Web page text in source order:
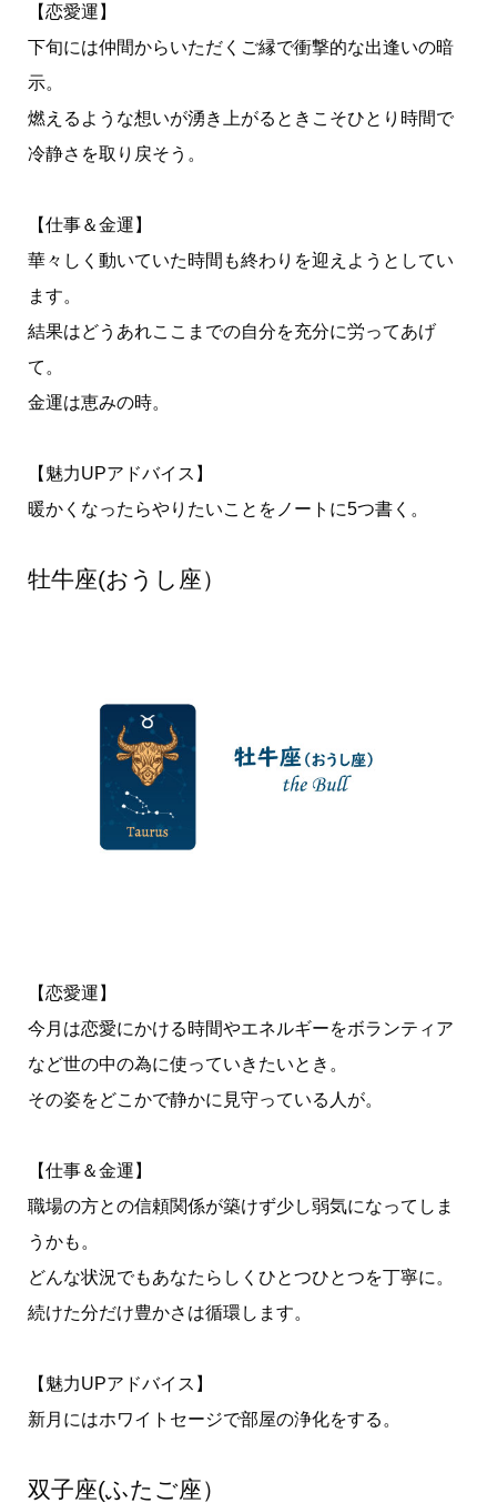
【恋愛運】
下旬には仲間からいただくご縁で衝撃的な出逢いの暗
示。
燃えるような想いが湧き上がるときこそひとり時間で
冷静さを取り戻そう。
【仕事＆金運】
華々しく動いていた時間も終わりを迎えようとしてい
ます。
結果はどうあれここまでの自分を充分に労ってあげ
て。
金運は恵みの時。
【魅力UPアドバイス】
暖かくなったらやりたいことをノートに5つ書く。
牡牛座(おうし座）
【恋愛運】
今月は恋愛にかける時間やエネルギーをボランティア
など世の中の為に使っていきたいとき。
その姿をどこかで静かに見守っている人が。
【仕事＆金運】
職場の方との信頼関係が築けず少し弱気になってしま
うかも。
どんな状況でもあなたらしくひとつひとつを丁寧に。
続けた分だけ豊かさは循環します。
【魅力UPアドバイス】
新月にはホワイトセージで部屋の浄化をする。
双子座(ふたご座）